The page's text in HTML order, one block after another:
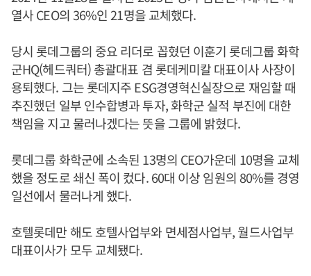
열사 CEO의 36%인 21명을 교체했다.
당시 롯데그룹의 중요 리더로 꼽혔던 이훈기 롯데그룹 화학
군HQ(헤드쿼터) 총괄대표 겸 롯데케미칼 대표이사 사장이
용퇴했다. 그는 롯데지주 ESG경영혁신실장으로 재임할 때
추진했던 일부 인수합병과 투자, 화학군 실적 부진에 대한
책임을 지고 물러나겠다는 뜻을 그룹에 밝혔다.
롯데그룹 화학군에 소속된 13명의 CEO가운데 10명을 교체
했을 정도로 쇄신 폭이 컸다. 60대 이상 임원의 80%를 경영
일선에서 물러나게 했다.
호텔롯데만 해도 호텔사업부와 면세점사업부, 월드사업부
대표이사가 모두 교체됐다.